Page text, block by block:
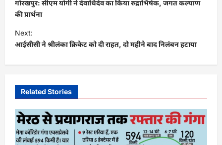
s
t
n
a
g
a
t
गोरखपुर: सीएम योगी ने देवाधिदेव का किया रुद्राभिषेक, जगत कल्याण
की प्रार्थना
Next:
आईसीसी ने श्रीलंका क्रिकेट को दी राहत, दो महीने बाद निलंबन हटाया
Related Stories